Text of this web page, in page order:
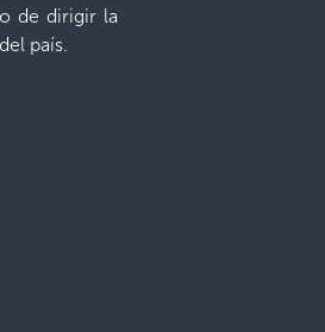
de dirigir la
país.